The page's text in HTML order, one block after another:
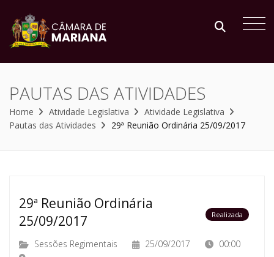
PAUTAS DAS ATIVIDADES
Home Atividade Legislativa
Atividade Legislativa
Pautas das Atividades
29ª Reunião Ordinária 25/09/2017
29ª Reunião Ordinária
25/09/2017
Realizada
Sessões Regimentais 25/09/2017 00:00